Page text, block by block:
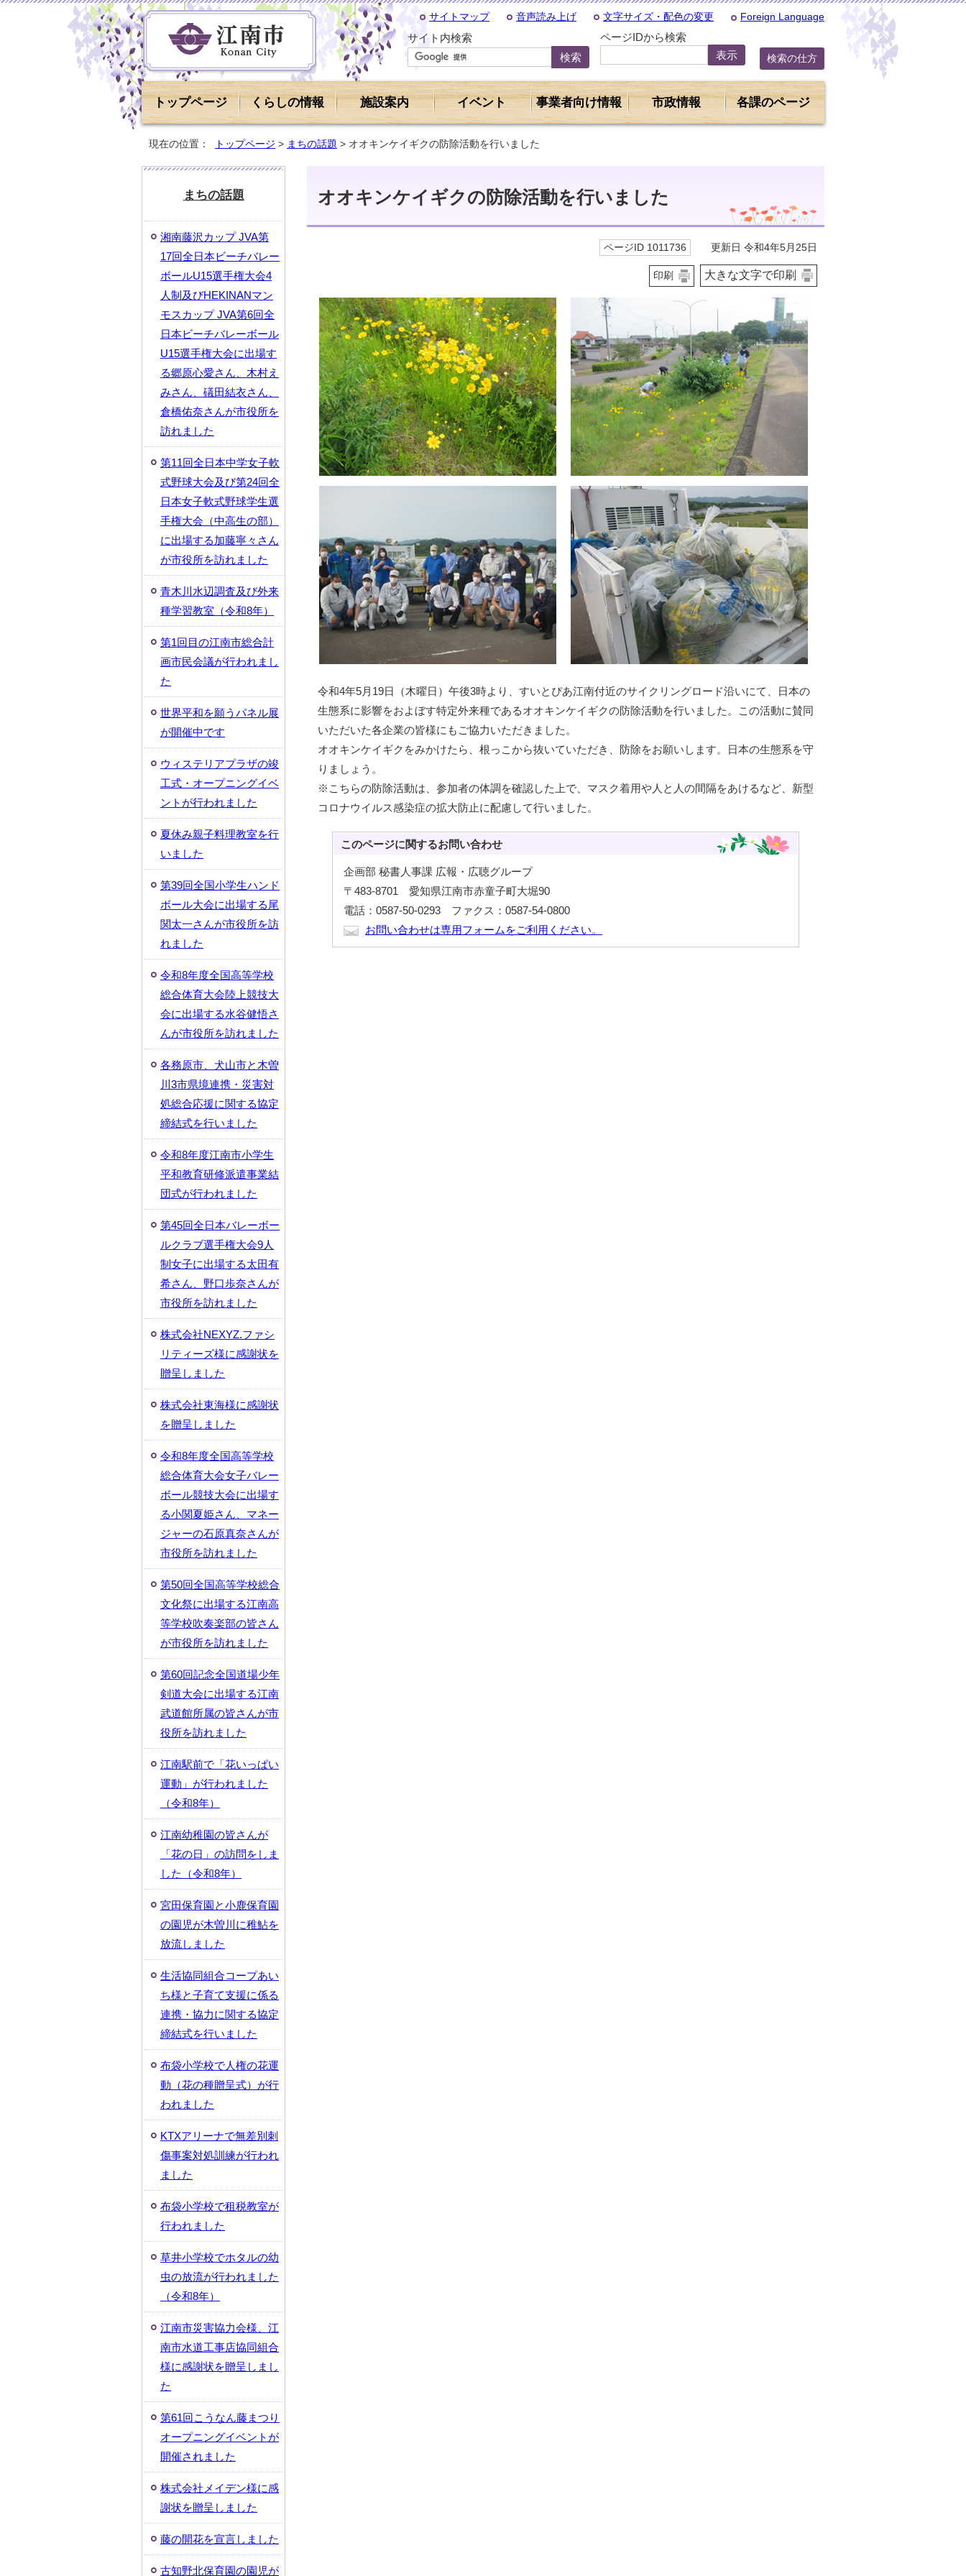
サイトマップ 音声読み上げ 文字サイズ・配色の変更 Foreign Language
サイト内検索 ページIDから検索
検索の仕方
トップページ くらしの情報 施設案内 イベント 事業者向け情報 市政情報 各課のページ
現在の位置： トップページ > まちの話題 > オオキンケイギクの防除活動を行いました
オオキンケイギクの防除活動を行いました
ページID 1011736 更新日 令和4年5月25日
印刷 大きな文字で印刷
令和4年5月19日（木曜日）午後3時より、すいとぴあ江南付近のサイクリングロード沿いにて、日本の
生態系に影響をおよぼす特定外来種であるオオキンケイギクの防除活動を行いました。この活動に賛同
いただいた各企業の皆様にもご協力いただきました。
オオキンケイギクをみかけたら、根っこから抜いていただき、防除をお願いします。日本の生態系を守
りましょう。
※こちらの防除活動は、参加者の体調を確認した上で、マスク着用や人と人の間隔をあけるなど、新型
コロナウイルス感染症の拡大防止に配慮して行いました。
このページに関するお問い合わせ
企画部 秘書人事課 広報・広聴グループ
〒483-8701 愛知県江南市赤童子町大堀90
電話：0587-50-0293 ファクス：0587-54-0800
お問い合わせは専用フォームをご利用ください。
まちの話題
湘南藤沢カップ JVA第
17回全日本ビーチバレー
ボールU15選手権大会4
人制及びHEKINANマン
モスカップ JVA第6回全
日本ビーチバレーボール
U15選手権大会に出場す
る郷原心愛さん、木村え
みさん、礒田結衣さん、
倉橋佑奈さんが市役所を
訪れました
第11回全日本中学女子軟
式野球大会及び第24回全
日本女子軟式野球学生選
手権大会（中高生の部）
に出場する加藤寧々さん
が市役所を訪れました
青木川水辺調査及び外来
種学習教室（令和8年）
第1回目の江南市総合計
画市民会議が行われまし
た
世界平和を願うパネル展
が開催中です
ウィステリアプラザの竣
工式・オープニングイベ
ントが行われました
夏休み親子料理教室を行
いました
第39回全国小学生ハンド
ボール大会に出場する尾
関太一さんが市役所を訪
れました
令和8年度全国高等学校
総合体育大会陸上競技大
会に出場する水谷健悟さ
んが市役所を訪れました
各務原市、犬山市と木曽
川3市県境連携・災害対
処総合応援に関する協定
締結式を行いました
令和8年度江南市小学生
平和教育研修派遣事業結
団式が行われました
第45回全日本バレーボー
ルクラブ選手権大会9人
制女子に出場する太田有
希さん、野口歩奈さんが
市役所を訪れました
株式会社NEXYZ.ファシ
リティーズ様に感謝状を
贈呈しました
株式会社東海様に感謝状
を贈呈しました
令和8年度全国高等学校
総合体育大会女子バレー
ボール競技大会に出場す
る小関夏姫さん、マネー
ジャーの石原真奈さんが
市役所を訪れました
第50回全国高等学校総合
文化祭に出場する江南高
等学校吹奏楽部の皆さん
が市役所を訪れました
第60回記念全国道場少年
剣道大会に出場する江南
武道館所属の皆さんが市
役所を訪れました
江南駅前で「花いっぱい
運動」が行われました
（令和8年）
江南幼稚園の皆さんが
「花の日」の訪問をしま
した（令和8年）
宮田保育園と小鹿保育園
の園児が木曽川に稚鮎を
放流しました
生活協同組合コープあい
ち様と子育て支援に係る
連携・協力に関する協定
締結式を行いました
布袋小学校で人権の花運
動（花の種贈呈式）が行
われました
KTXアリーナで無差別刺
傷事案対処訓練が行われ
ました
布袋小学校で租税教室が
行われました
草井小学校でホタルの幼
虫の放流が行われました
（令和8年）
江南市災害協力会様、江
南市水道工事店協同組合
様に感謝状を贈呈しまし
た
第61回こうなん藤まつり
オープニングイベントが
開催されました
株式会社メイデン様に感
謝状を贈呈しました
藤の開花を宣言しました
古知野北保育園の園児が